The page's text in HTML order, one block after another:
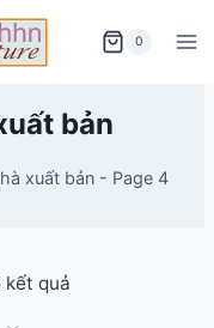
0
bản
xuất bản- Page 4
kết quảĐã